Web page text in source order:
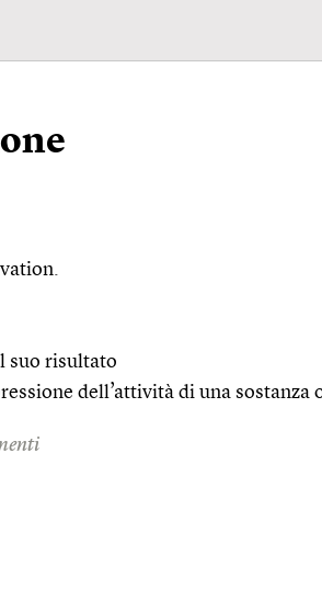
suo risultato
dell’attività di una sostanza